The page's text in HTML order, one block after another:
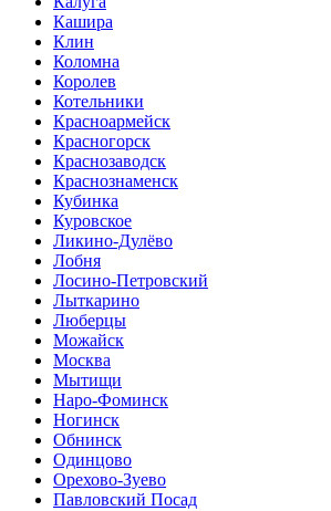
Кашира
Клин
Коломна
Королев
Котельники
Красноармейск
Красногорск
Краснозаводск
Краснознаменск
Кубинка
Куровское
Ликино-Дулёво
Лобня
Лосино-Петровский
Лыткарино
Люберцы
Можайск
Москва
Мытищи
Наро-Фоминск
Ногинск
Обнинск
Одинцово
Орехово-Зуево
Павловский Посад